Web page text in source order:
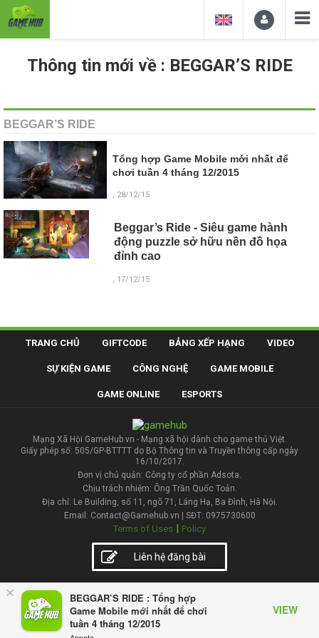
×
BEGGAR’S RIDE : Tổng hợp
Game Mobile mới nhất để chơi
tuần 4 tháng 12/2015
VIEW
Thông tin mới về : BEGGAR’S RIDE
BEGGAR’S RIDE
Tổng hợp Game Mobile mới nhất để
chơi tuần 4 tháng 12/2015
, 28/12/15
Beggar’s Ride - Siêu game hành
động puzzle sở hữu nền đồ họa
đỉnh cao
, 17/12/15
TRANG CHỦ GIFTCODE BẢNG XẾP HẠNG VIDEO
SỰ KIỆN GAME CÔNG NGHỆ GAME MOBILE
GAME ONLINE ESPORTS
Mạng Xã Hội GameHub.vn - Mạng xã hội dành cho game thủ Việt.
Giấy phép số: 505/GP-BTTTT do Bộ Thông tin và Truyền thông cấp ngày
16/10/2017.
Đơn vị chủ quản: Công ty cổ phần Adsota.
Chịu trách nhiệm: Ông Trần Quốc Toản.
Địa chỉ: Le Building, số 11, ngõ 71, Láng Hạ, Ba Đình, Hà Nội.
Email: Contact@Gamehub.vn | SĐT: 0975730600
Terms of Uses | Policy
Liên hệ đăng bài